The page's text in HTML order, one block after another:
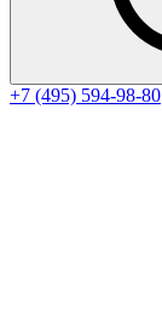
+7 (495) 594-98-80